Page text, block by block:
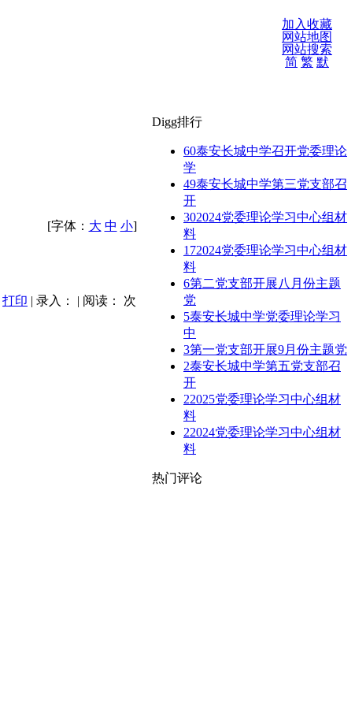
加入收藏
网站地图
网站搜索
简 繁 默
[字体： 大 中 小]
打印 | 录入： | 阅读：
次
Digg排行
60泰安长城中学召开党委理论
学
49泰安长城中学第三党支部召
开
302024党委理论学习中心组材
料
172024党委理论学习中心组材
料
6第二党支部开展八月份主题
党
5泰安长城中学党委理论学习
中
3第一党支部开展9月份主题党
2泰安长城中学第五党支部召
开
22025党委理论学习中心组材
料
22024党委理论学习中心组材
料
热门评论